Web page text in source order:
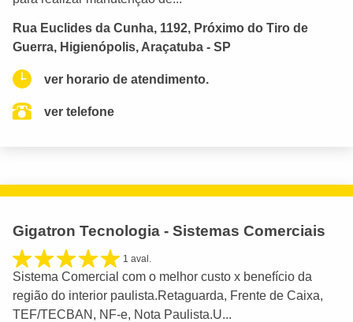
Rua Euclides da Cunha, 1192, Próximo do Tiro de
Guerra, Higienópolis, Araçatuba - SP
ver horario de atendimento.
ver telefone
Gigatron Tecnologia - Sistemas Comerciais
1 aval.
Sistema Comercial com o melhor custo x benefício da
região do interior paulista.Retaguarda, Frente de Caixa,
TEF/TECBAN, NF-e, Nota Paulista.U...